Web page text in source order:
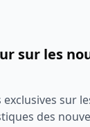
sur les
sur
des